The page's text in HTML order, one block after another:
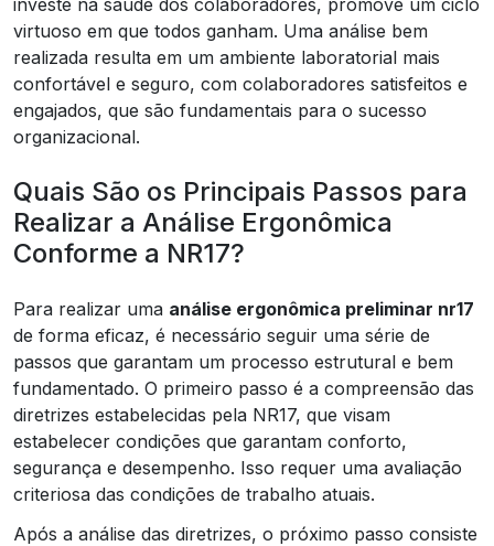
virtuoso em que todos ganham. Uma análise bem
realizada resulta em um ambiente laboratorial mais
confortável e seguro, com colaboradores satisfeitos e
engajados, que são fundamentais para o sucesso
organizacional.
Quais São os Principais Passos para
Realizar a Análise Ergonômica
Conforme a NR17?
Para realizar uma análise ergonômica preliminar nr17
de forma eficaz, é necessário seguir uma série de
passos que garantam um processo estrutural e bem
fundamentado. O primeiro passo é a compreensão das
diretrizes estabelecidas pela NR17, que visam
estabelecer condições que garantam conforto,
segurança e desempenho. Isso requer uma avaliação
criteriosa das condições de trabalho atuais.
Após a análise das diretrizes, o próximo passo consiste